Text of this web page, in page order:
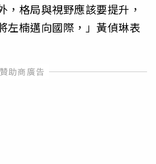
，格局與視野應該要提升，
左楠邁向國際，」黃偵琳表